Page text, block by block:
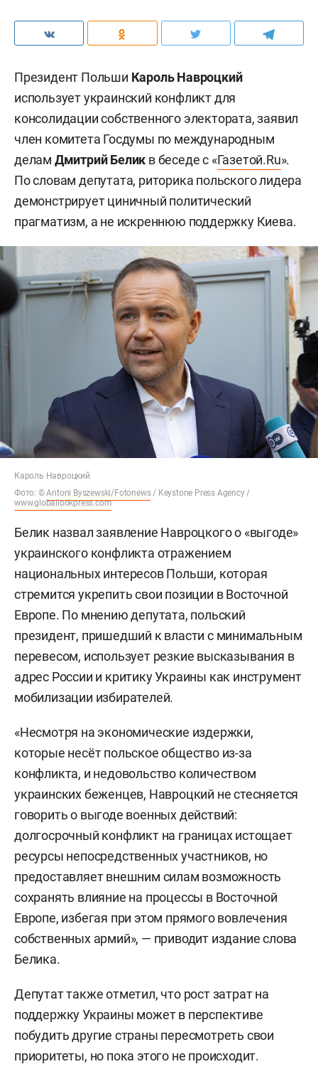
Президент Польши Кароль Навроцкий
использует украинский конфликт для
консолидации собственного электората, заявил
член комитета Госдумы по международным
делам Дмитрий Белик в беседе с «Газетой.Ru».
По словам депутата, риторика польского лидера
демонстрирует циничный политический
прагматизм, а не искреннюю поддержку Киева.
Кароль Навроцкий
Фото: ©Antoni Byszewski/Fotonews/ Keystone Press Agency /
www.globallookpress.com
Белик назвал заявление Навроцкого о «выгоде»
украинского конфликта отражением
национальных интересов Польши, которая
стремится укрепить свои позиции в Восточной
Европе. По мнению депутата, польский
президент, пришедший к власти с минимальным
перевесом, использует резкие высказывания в
адрес России и критику Украины как инструмент
мобилизации избирателей.
«Несмотря на экономические издержки,
которые несёт польское общество из-за
конфликта, и недовольство количеством
украинских беженцев, Навроцкий не стесняется
говорить о выгоде военных действий:
долгосрочный конфликт на границах истощает
ресурсы непосредственных участников, но
предоставляет внешним силам возможность
сохранять влияние на процессы в Восточной
Европе, избегая при этом прямого вовлечения
собственных армий», — приводит издание слова
Белика.
Депутат также отметил, что рост затрат на
поддержку Украины может в перспективе
побудить другие страны пересмотреть свои
приоритеты, но пока этого не происходит.